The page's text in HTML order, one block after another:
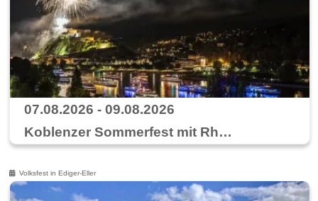
07.08.2026 - 09.08.2026
Koblenzer Sommerfest mit Rhein in Flammen
Volksfest in Ediger-Eller